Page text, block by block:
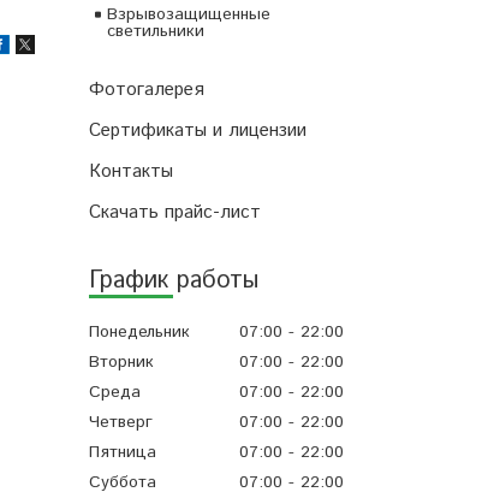
Взрывозащищенные
светильники
Фотогалерея
Сертификаты и лицензии
Контакты
Скачать прайс-лист
График работы
Понедельник 07:00
22:00
Вторник
07:00
22:00
Среда
07:00
22:00
Четверг
07:00
22:00
Пятница
07:00
22:00
Суббота
07:00
22:00